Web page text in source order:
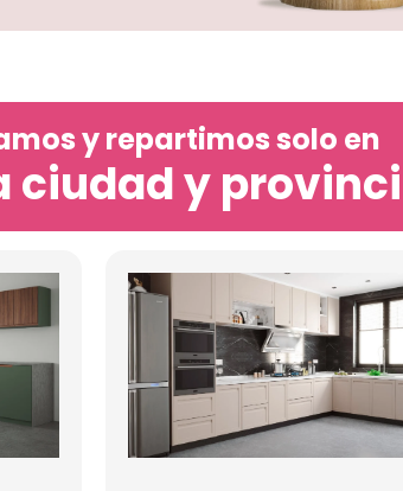
y repartimos solo en
ciudad y